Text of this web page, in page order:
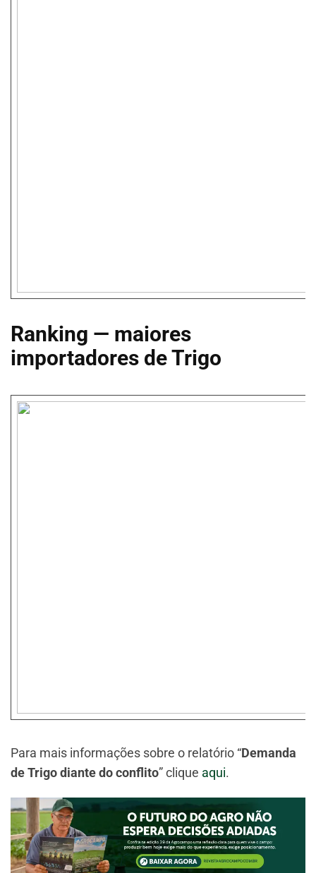
Ranking — maiores
importadores de Trigo
Para mais informações sobre o relatório “Demanda
de Trigo diante do conflito” clique aqui.